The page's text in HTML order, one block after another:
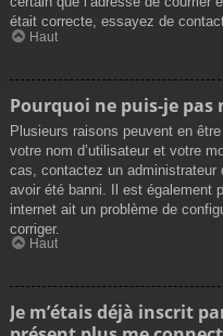
était correcte, essayez de
Haut
Pourquoi ne puis-je pas
Plusieurs raisons peuvent en
votre nom d’utilisateur et votre
cas, contactez un administrateur
avoir été banni. Il est également
internet ait un problème de
corriger.
Haut
Je m’étais déjà inscrit